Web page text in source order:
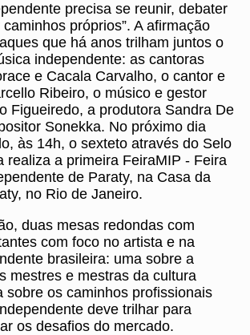
precisa se reunir, debater
próprios”. A afirmação
que há anos trilham juntos o
independente: as cantoras
e Cacala Carvalho, o cantor e
Ribeiro, o músico e gestor
Figueiredo, a produtora Sandra De
Sonekka. No próximo dia
às 14h, o sexteto através do Selo
realiza a primeira FeiraMIP - Feira
de Paraty, na Casa da
no Rio de Janeiro.
duas mesas redondas com
com foco no artista e na
brasileira: uma sobre a
mestres e mestras da cultura
sobre os caminhos profissionais
deve trilhar para
os desafios do mercado.